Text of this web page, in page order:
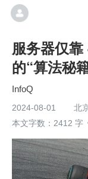
服务器仅
的“算法秘
InfoQ
2024-08-01
北
本文字数：2412 字